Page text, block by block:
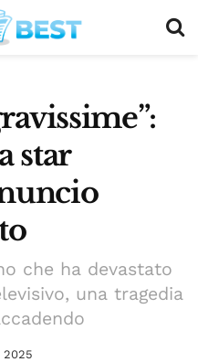
star
che ha devastato
una tragedia
2025